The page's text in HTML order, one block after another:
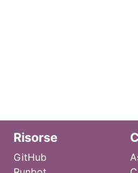
Risorse
GitHub